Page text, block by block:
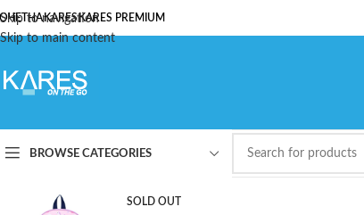
Skip to navigation
Skip to main content
KARESKARES PREMIUM
BROWSE CATEGORIES
SOLD OUT